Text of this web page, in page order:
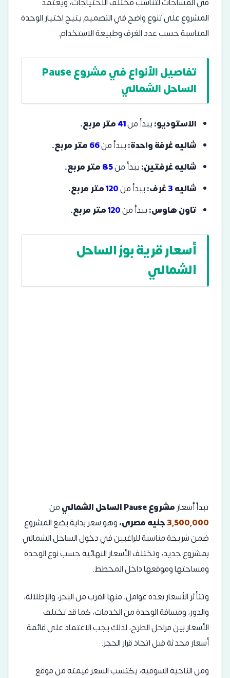
المشروع على تنوع واضح في التصميم يتيح اختيار الوحدة
المناسبة حسب عدد الغرف وطبيعة الاستخدام.
تفاصيل الأنواع في مشروع Pause
الساحل الشمالي
الاستوديو:يبدأ من41متر مربع.
شاليه غرفة واحدة:يبدأ من66متر مربع.
شاليه غرفتين:يبدأ من85متر مربع.
شاليه3غرف:يبدأ من120متر مربع.
تاون هاوس:يبدأ من120متر مربع.
أسعار قرية بوز الساحل
الشمالي
تبدأ أسعارمشروع Pause الساحل الشمالي
من
3,500,000جنيه مصرى،وهو سعر بداية يضع المشروع
ضمن شريحة مناسبة للراغبين في دخول الساحل الشمالي
بمشروع جديد، وتختلف الأسعار النهائية حسب نوع الوحدة
ومساحتها وموقعها داخل المخطط.
وتتأثر الأسعار بعدة عوامل، منها القرب من البحر، والإطلالة،
والدور، ومسافة الوحدة من الخدمات، كما قد تختلف
الأسعار بين مراحل الطرح، لذلك يجب الاعتماد على قائمة
أسعار محدثة قبل اتخاذ قرار الحجز.
ومن الناحية السوقية، يكتسب السعر قيمته من موقع